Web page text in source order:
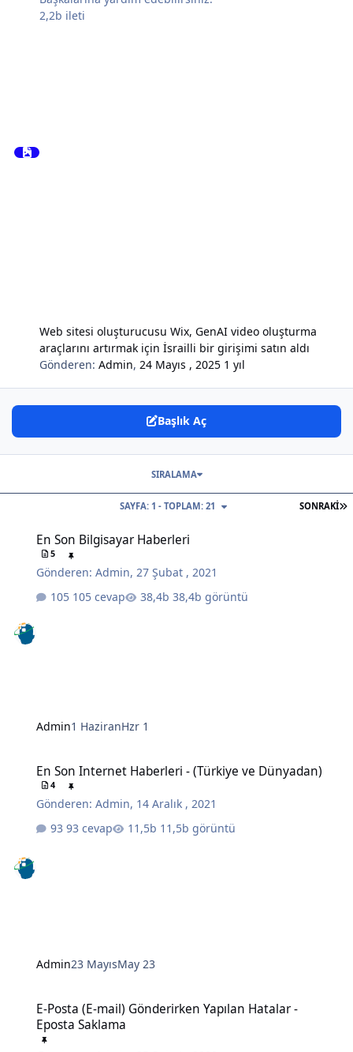
2,2b ileti
Web sitesi oluşturucusu Wix, GenAI video oluşturma
araçlarını artırmak için İsrailli bir girişimi satın aldı
Gönderen:Admin,24 Mayıs , 2025 1 yıl
Başlık Aç
SONRAKI
SAYFA: 1 - TOPLAM: 21
SIRALAMA
En Son Bilgisayar Haberleri
5
Gönderen:Admin,27 Şubat , 2021
105 cevap
38,4b görüntü
Admin1 HaziranHzr 1
En Son Internet Haberleri - (Türkiye ve Dünyadan)
4
Gönderen:Admin, 14 Aralık , 2021
93 cevap
11,5b görüntü
Admin23 MayısMay 23
E-Posta (E-mail) Gönderirken Yapılan Hatalar -
Eposta Saklama